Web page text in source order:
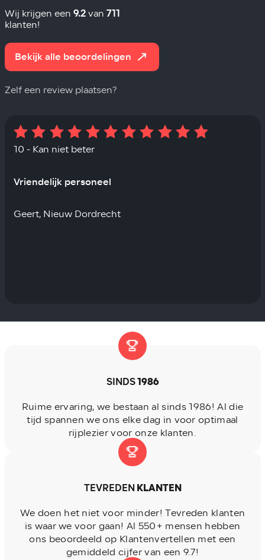
Wij krijgen een 9.2van 711
klanten!
Bekijk alle beoordelingen
Zelf een review plaatsen?
10 - Kan niet beter
Vriendelijk personeel
Geert, Nieuw Dordrecht
SINDS1986
Ruime ervaring, we bestaan al sinds 1986! Al die
tijd spannen we ons elke dag in voor optimaal
rijplezier voor onze klanten.
TEVREDEN KLANTEN
We doen het niet voor minder! Tevreden klanten
is waar we voor gaan! Al 550+ mensen hebben
ons beoordeeld op Klantenvertellen met een
gemiddeld cijfer van een 9.7!